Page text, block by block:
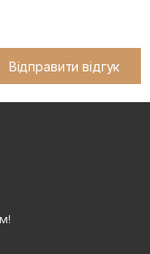
Відправити відгук